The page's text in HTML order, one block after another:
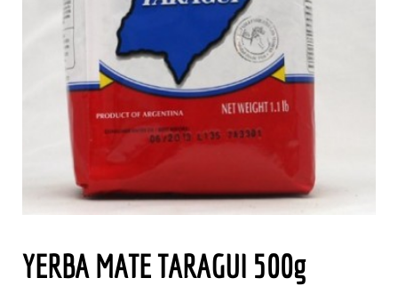
YERBA MATE TARAGUI 500g